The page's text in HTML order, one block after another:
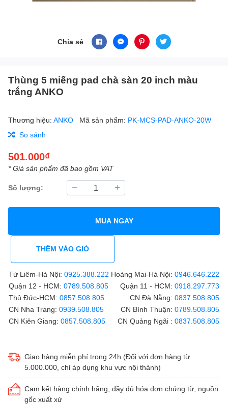
Chia sẻ
Thùng 5 miếng pad chà sàn 20 inch màu
trắng ANKO
Thương hiệu: ANKO Mã sản phẩm: PK-MCS-PAD-ANKO-20W
So sánh
501.000₫
* Giá sản phẩm đã bao gồm VAT
Số lượng:
MUA NGAY
THÊM VÀO GIỎ
Từ Liêm-Hà Nội: 0925.388.222 Hoàng Mai-Hà Nội: 0946.646.222
Quận 12 - HCM: 0789.508.805 Quận 11 - HCM: 0918.297.773
Thủ Đức-HCM: 0857.508.805 CN Đà Nẵng: 0837.508.805
CN Nha Trang: 0939.508.805 CN Bình Thuận: 0789.508.805
CN Kiên Giang: 0857.508.805 CN Quảng Ngãi : 0837.508.805
Giao hàng miễn phí trong 24h (Đối với đơn hàng từ
5.000.000, chỉ áp dụng khu vực nội thành)
Cam kết hàng chính hãng, đầy đủ hóa đơn chứng từ, nguồn
gốc xuất xứ